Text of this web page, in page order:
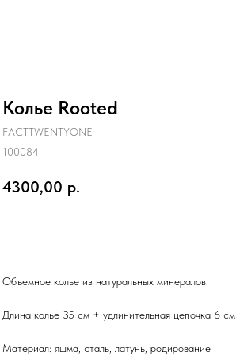
Колье Rooted
FACTTWENTYONE
100084
4300,00 р.
Объемное колье из натуральных минералов.
Длина колье 35 см + удлинительная цепочка 6 см.
Материал: яшма, сталь, латунь, родирование